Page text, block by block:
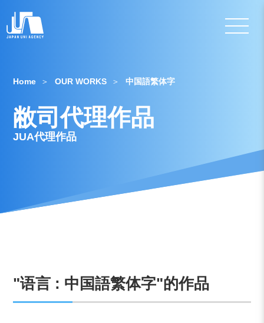
Home OUR WORKS 中国語繁体字
敝司代理作品
JUA代理作品
"语言 : 中国語繁体字"的作品